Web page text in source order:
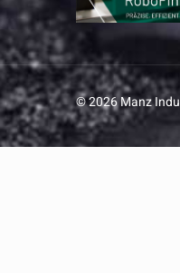
© 2026 Manz